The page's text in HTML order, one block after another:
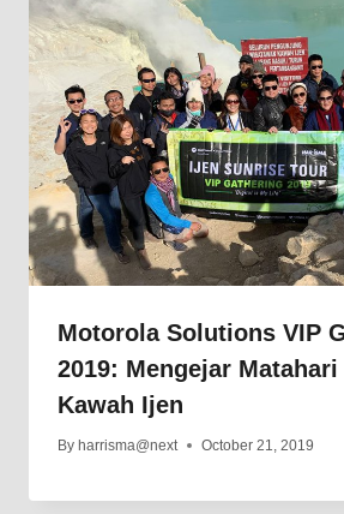
Motorola Solutions VIP
2019: Mengejar
Kawah Ijen
By harrisma@next October 21, 2019